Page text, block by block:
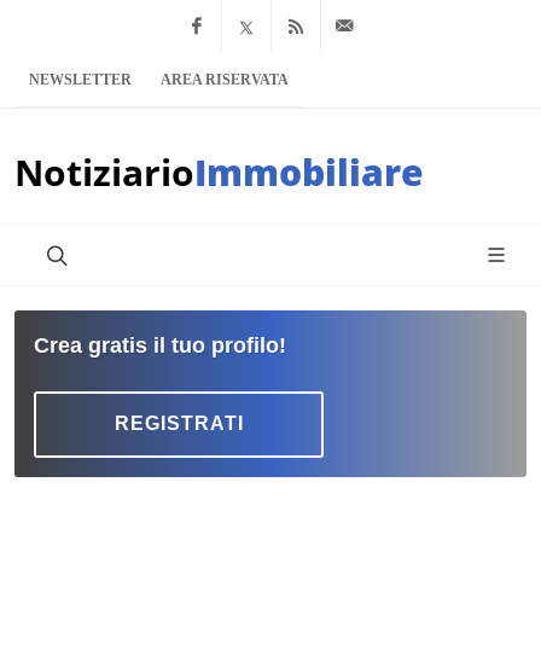
Facebook
x.com Feed RSS
NEWSLETTER AREA RISERVATA
NotiziarioImmobiliare
Crea gratis il tuo profilo!
REGISTRATI